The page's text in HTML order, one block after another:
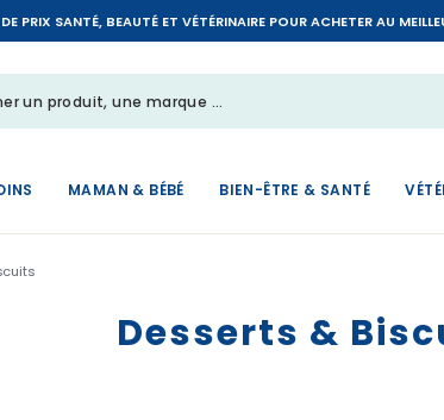
PRIX SANTÉ, BEAUTÉ ET VÉTÉRINAIRE POUR ACHETER AU
MAMAN & BÉBÉ BIEN-ÊTRE & SANTÉ
Desserts &